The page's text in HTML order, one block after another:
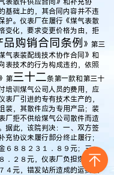
基础上的，其合同内容并不违
护。仪表厂在履行《煤气表散
变化，要求变更价格为由，拒
品购销合同条例》第三
气表装配线技术协作合同》和
表技术的行为构成违约，依照
第三十二条第一款和第三十
培训煤气公司人员的费用，应
厂引进的专有技术生产的，
装，其散件应为专用产品；装
厂拒不供给煤气公司散件而造
据此，该院判决：一、双方签
协议未履行部分终止履行；
６８８２３１．８９元；三、
．２８元，仪表厂负担煤气公
元，错发站所造成的运费损